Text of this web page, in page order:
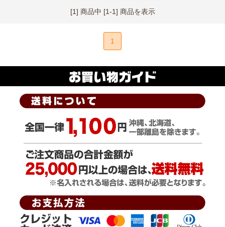
[1] 商品中 [1-1] 商品を表示
1